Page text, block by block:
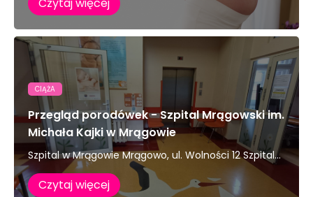
Czytaj więcej
CIĄŻA
Przegląd porodówek - Szpital Mrągowski im.
Michała Kajki w Mrągowie
Szpital w Mrągowie Mrągowo, ul. Wolności 12 Szpital...
Czytaj więcej